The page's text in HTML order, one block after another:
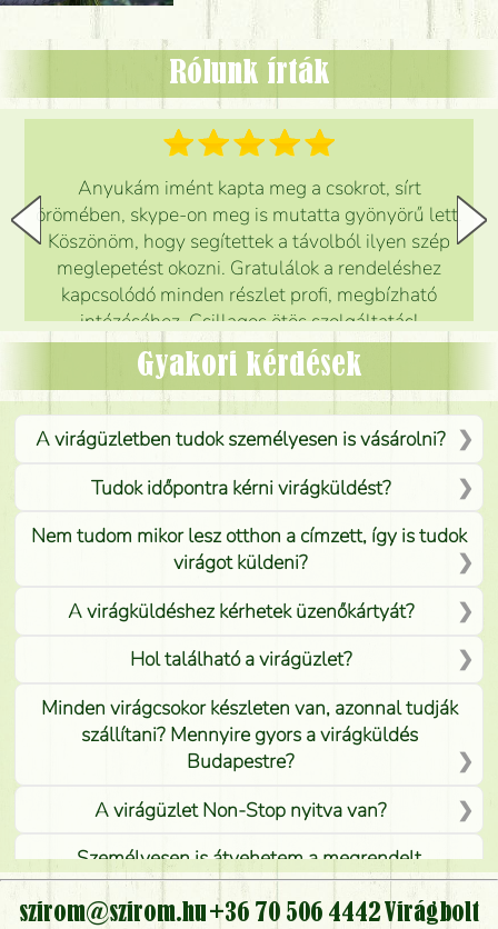
Rólunk írták
Anyukám imént kapta meg a csokrot, sírt
örömében, skype-on meg is mutatta gyönyörű lett.
Köszönöm, hogy segítettek a távolból ilyen szép
meglepetést okozni. Gratulálok a rendeléshez
kapcsolódó minden részlet profi, megbízható
intézéséhez. Csillagos ötös szolgáltatás!
Mónika
Gyakori kérdések
A virágüzletben tudok személyesen is vásárolni?
Tudok időpontra kérni virágküldést?
Nem tudom mikor lesz otthon a címzett, így is tudok
virágot küldeni?
A virágküldéshez kérhetek üzenőkártyát?
Hol található a virágüzlet?
Minden virágcsokor készleten van, azonnal tudják
szállítani? Mennyire gyors a virágküldés
Budapestre?
A virágüzlet Non-Stop nyitva van?
Személyesen is átvehetem a megrendelt
virágcsokrot, vagy csak virágküldéssel, kiszállítással
kérhető?
szirom@szirom.hu +36 70 506 4442Virágbolt